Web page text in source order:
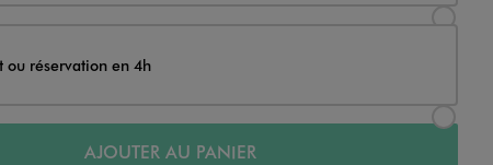
ou réservation en 4h
AJOUTER AU PANIER